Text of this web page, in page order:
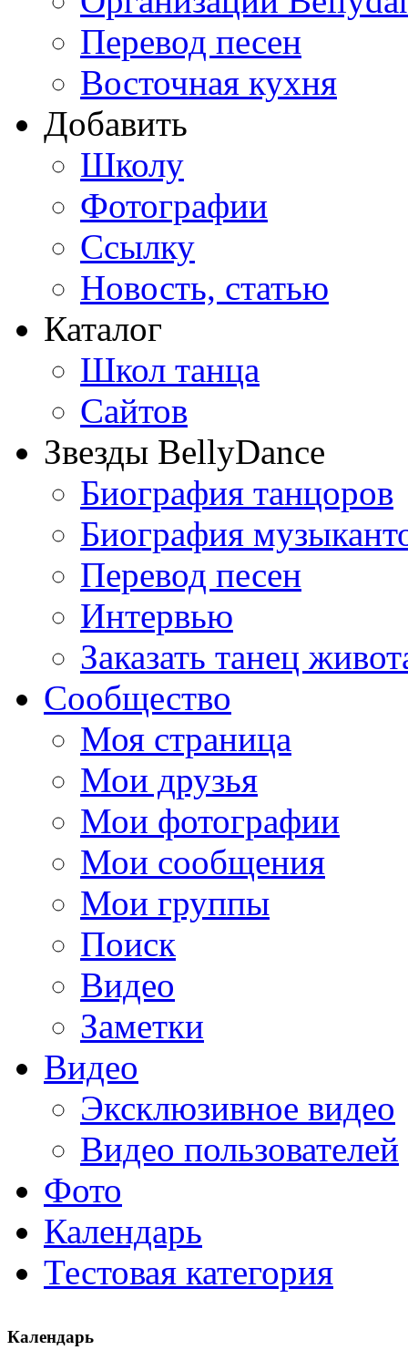
Перевод песен
Восточная кухня
Добавить
Школу
Фотографии
Ссылку
Новость, статью
Каталог
Школ танца
Сайтов
Звезды BellyDance
Биография танцоров
Биография
Перевод песен
Интервью
Заказать танец
Сообщество
Моя страница
Мои друзья
Мои фотографии
Мои сообщения
Мои группы
Поиск
Видео
Заметки
Видео
Эксклюзивное видео
Видео пользователей
Фото
Календарь
Тестовая категория
Календарь